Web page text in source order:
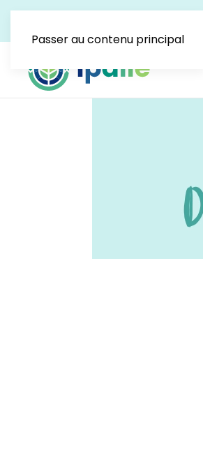
Passer au contenu principal